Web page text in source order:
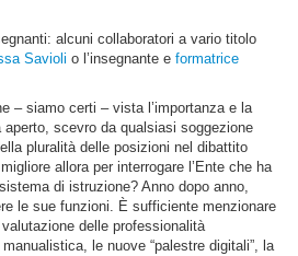
alcuni collaboratori a vario titolo
Savioli o l’insegnante e formatrice
– siamo certi – vista l’importanza e la
aperto, scevro da qualsiasi soggezione
pluralità delle posizioni nel dibattito
allora per interrogare l’Ente che ha
di istruzione? Anno dopo anno,
le sue funzioni. È sufficiente menzionare
delle professionalità
le nuove “palestre digitali”, la